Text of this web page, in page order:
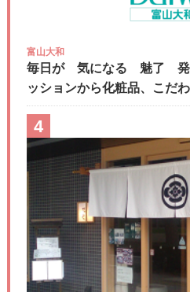
富山大和
毎日が 気になる 魅了 発
ッションから化粧品、こだ
4